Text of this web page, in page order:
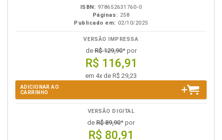
ISBN: 978652631760-0
Páginas: 258
Publicado em: 02/10/2025
VERSÃO IMPRESSA
deR$ 129,90* por
R$ 116,91
em 4x de R$ 29,23
ADICIONAR AO
CARRINHO
VERSÃO DIGITAL
de R$ 89,90* por
R$ 80,91